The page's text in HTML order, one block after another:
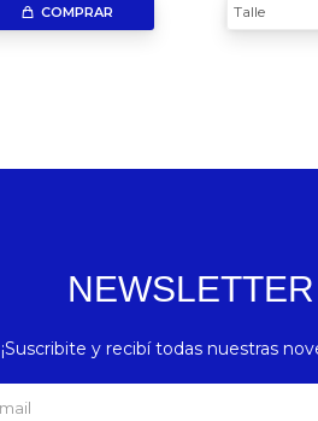
COMPRAR Talle
NEWSLETTER
¡Suscribite y recibí todas nuestras